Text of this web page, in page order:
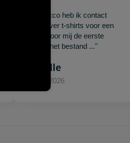
"Met Jacco heb ik contact
gehad over t-shirts voor een
beurs. Voor mij de eerste
keer en het bestand ..."
Mariëlle
15 april 2026